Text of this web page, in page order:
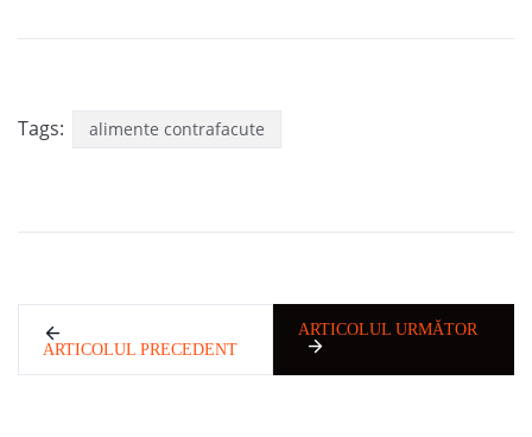
Tags: alimente contrafacute
ARTICOLUL PRECEDENT
ARTICOLUL URMĂTOR